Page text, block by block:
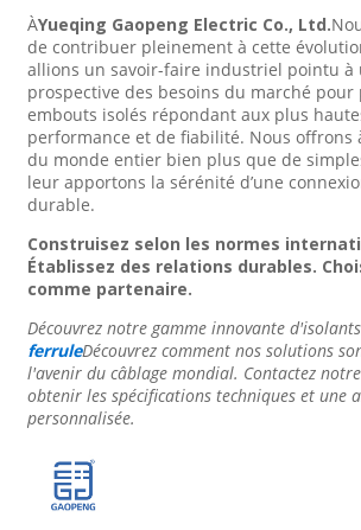
ÀYueqing Gaopeng Electric Co., Ltd.
de contribuer pleinement à cette
allions un savoir-faire industriel pointu à
prospective des besoins du marché pour
embouts isolés répondant aux plus
performance et de fiabilité. Nous offrons
du monde entier bien plus que de
leur apportons la sérénité d’une
durable.
Construisez selon les normes
Établissez des relations durables.
comme partenaire.
Découvrez notre gamme innovante d'isolants
ferruleDécouvrez comment nos solutions
l'avenir du câblage mondial. Contactez
obtenir les spécifications techniques et une
personnalisée.